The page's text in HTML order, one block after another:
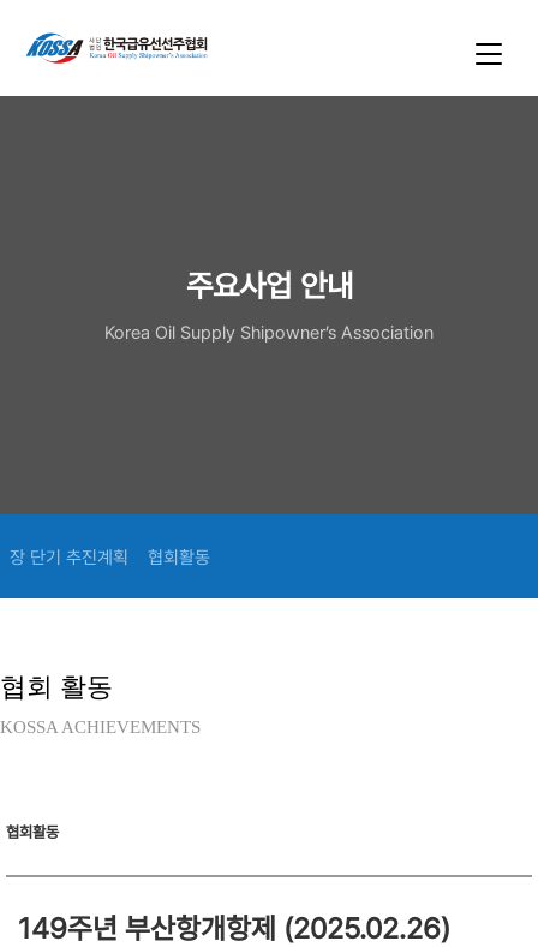
주요사업 안내
Korea Oil Supply Shipowner’s Association
장 단기 추진계획 협회활동
협회 활동
KOSSA ACHIEVEMENTS
협회활동
149주년 부산항개항제 (2025.02.26)